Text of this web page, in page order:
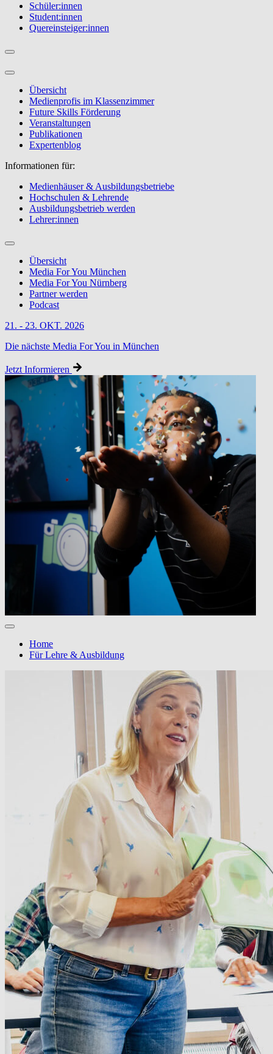
Schüler:innen
Student:innen
Quereinsteiger:innen
Übersicht
Medienprofis im Klassenzimmer
Future Skills Förderung
Veranstaltungen
Publikationen
Expertenblog
Informationen für:
Medienhäuser & Ausbildungsbetriebe
Hochschulen & Lehrende
Ausbildungsbetrieb werden
Lehrer:innen
Übersicht
Media For You München
Media For You Nürnberg
Partner werden
Podcast
21. - 23. OKT. 2026
Die nächste Media For You in München
Jetzt Informieren
Home
Für Lehre & Ausbildung